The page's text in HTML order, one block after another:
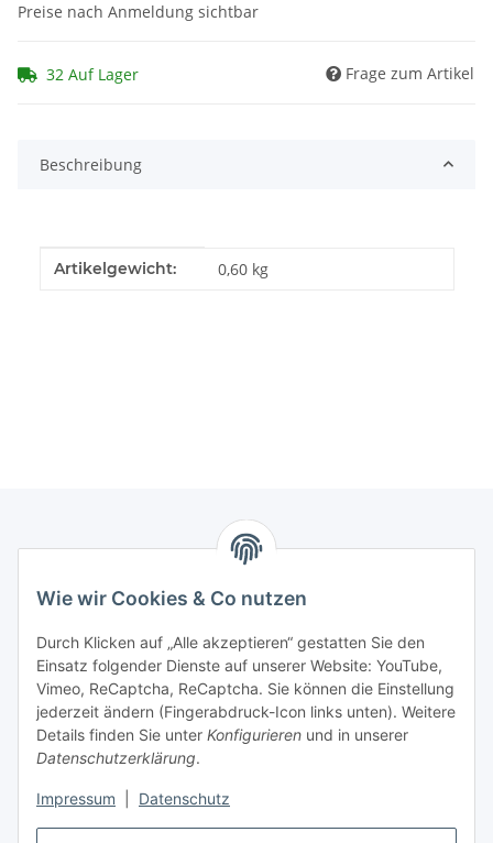
Wie wir Cookies & Co nutzen
Durch Klicken auf „Alle akzeptieren“ gestatten Sie den
Einsatz folgender Dienste auf unserer Website: YouTube,
Vimeo, ReCaptcha, ReCaptcha. Sie können die Einstellung
jederzeit ändern (Fingerabdruck-Icon links unten). Weitere
Details finden Sie unter Konfigurieren und in unserer
Datenschutzerklärung.
Impressum Datenschutz
Preise nach Anmeldung sichtbar
32 Auf Lager Frage zum Artikel
Beschreibung
Produkteigenschaft
Wert
Artikelgewicht: 0,60 kg
Marmey Aktionswaren
Markus Meyer
Fritz-Wallis-Str. 13
28832 Achim
Telefon: +4915142420171
E-Mail: verkauf@marmey-aktionswaren.de
Informationen
Gesetzliche Informationen